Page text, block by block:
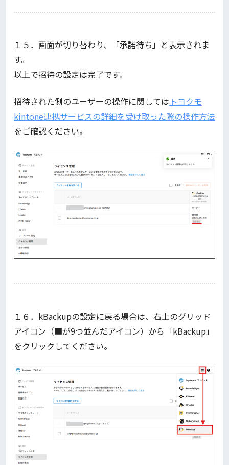
１５．画面が切り替わり、「承諾待ち」と表示されま
す。
以上で招待の設定は完了です。
招待された側のユーザーの操作に関しては トヨクモ
kintone連携サービスの詳細を受け取った際の操作方法
をご確認ください。
１６．kBackupの設定に戻る場合は、右上のグリッド
アイコン（■が9つ並んだアイコン）から「kBackup」
をクリックしてください。